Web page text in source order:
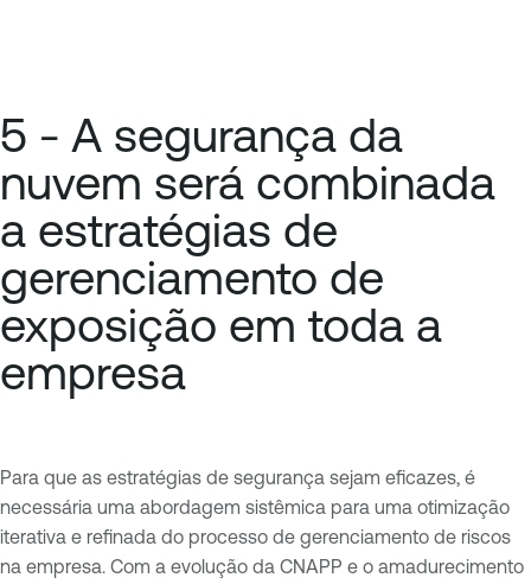
5 - A segurança da
nuvem será combinada
a estratégias de
gerenciamento de
exposição em toda a
empresa
Para que as estratégias de segurança sejam eficazes, é
necessária uma abordagem sistêmica para uma otimização
iterativa e refinada do processo de gerenciamento de riscos
na empresa. Com a evolução da CNAPP e o amadurecimento